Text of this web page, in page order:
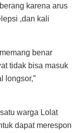
karena arus
,dan kali
benar
tidak bisa masuk
longsor,”
warga Lolat
dapat merespon